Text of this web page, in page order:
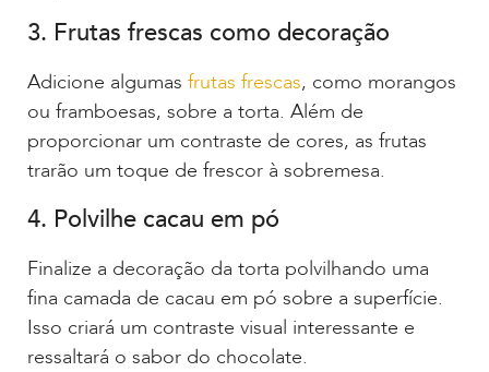
3. Frutas frescas como decoração
Adicione algumas frutas frescas, como morangos
ou framboesas, sobre a torta. Além de
proporcionar um contraste de cores, as frutas
trarão um toque de frescor à sobremesa.
4. Polvilhe cacau em pó
Finalize a decoração da torta polvilhando uma
fina camada de cacau em pó sobre a superfície.
Isso criará um contraste visual interessante e
ressaltará o sabor do chocolate.